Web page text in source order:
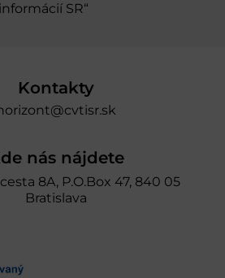
informácií SR“
Kontakty
nás nájdete
8A, P.O.Box 47, 840 05
Bratislava